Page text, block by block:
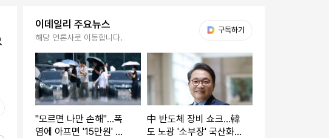
이데일리 주요뉴스
해당 언론사로 이동합니다.
구독하기
"모르면 나만 손해"…폭
염에 아프면 '15만원' 받
中 반도체 장비 쇼크…韓
도 노광 '소부장' 국산화